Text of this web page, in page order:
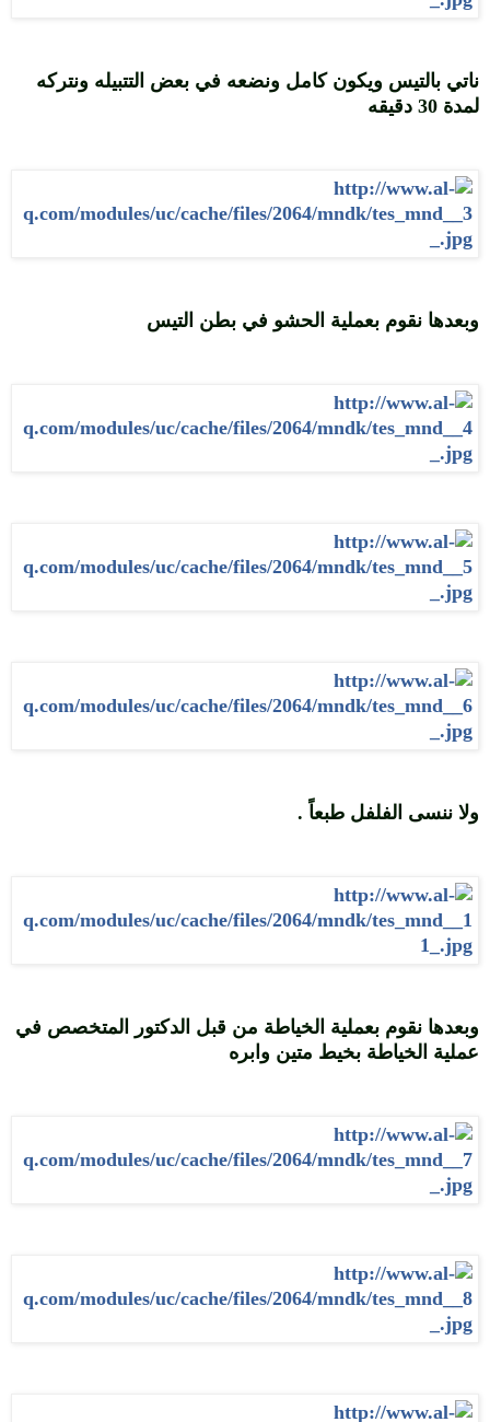
ناتي بالتيس ويكون كامل ونضعه في بعض التتبيله ونتركه
لمدة 30 دقيقه
وبعدها نقوم بعملية الحشو في بطن التيس
ولا ننسى الفلفل طبعاً .
وبعدها نقوم بعملية الخياطة من قبل الدكتور المتخصص في
عملية الخياطة بخيط متين وابره